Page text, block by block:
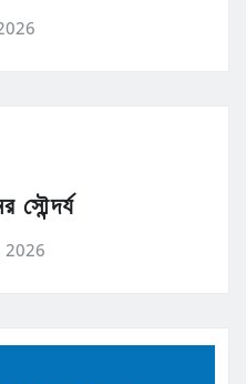
সৌন্দর্য
2026